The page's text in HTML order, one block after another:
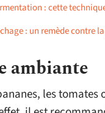
: cette
: un remède contre
ambiante
les tomates